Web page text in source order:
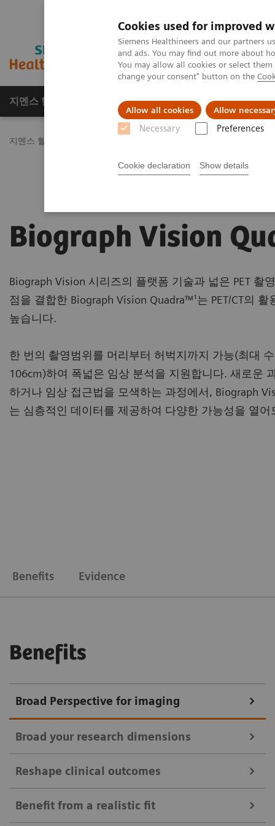
Cookies used for improved
Siemens Healthineers and our partners
and ads. You may find out more about
You may allow all cookies or select
change your consent" button on the
Allow all cookies Allow
Necessary Preferences
Cookie declaration Show details
지멘스 헬시니어스(주) 채용 주요 제품
지멘스 헬시니어스(주)
Biograph Vision
Biograph Vision 시리즈의 플랫폼 기술과 넓은 PET 촬
점을 결합한 Biograph Vision Quadra™¹는 PET/CT의 활
높습니다.
한 번의 촬영범위를 머리부터 허벅지까지 가능(최대
106cm)하여 폭넓은 임상 분석을 지원합니다. 새로운
하거나 임상 접근법을 모색하는 과정에서, Biograph
는 심층적인 데이터를 제공하여 다양한 가능성을 열어
Benefits Evidence
Benefits
Broad Perspective for imaging
Broad your research dimensions
Vision Quadra는 머리부터 허벅지까지 한 번의 촬영
Reshape clinical outcomes
Benefit from a realistic fit